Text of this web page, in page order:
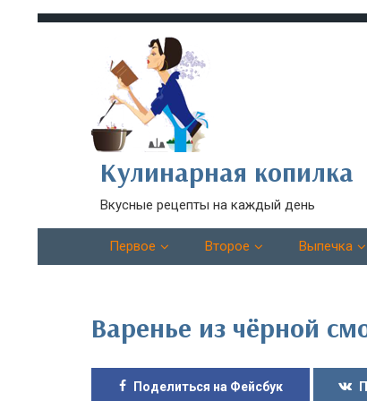
Кулинарная копилка
Вкусные рецепты на каждый день
Первое Второе Выпечка
Варенье из чёрной
Поделиться на Фейсбук